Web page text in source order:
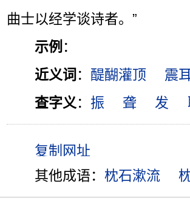
曲士以经学谈诗者。”
示例 ：
近义词 ： 醍醐灌顶
震
查字义 ： 振 聋 发
其他成语：枕石漱流